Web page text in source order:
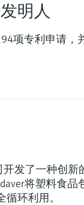
明人
项专利申请，
发了一种创新
将塑料食品
环利用。